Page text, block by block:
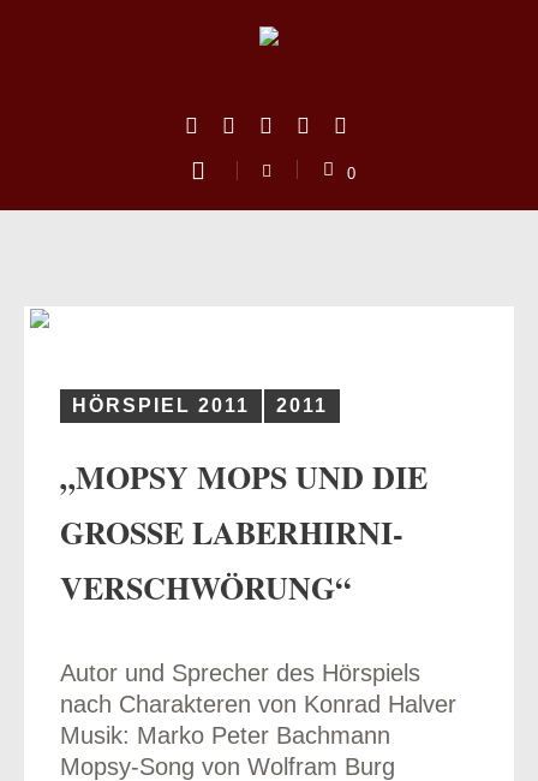
0
HÖRSPIEL 2011 2011
„MOPSY MOPS UND DIE
GROSSE LABERHIRNI-
VERSCHWÖRUNG“
Autor und Sprecher des Hörspiels
nach Charakteren von Konrad Halver
Musik: Marko Peter Bachmann
Mopsy-Song von Wolfram Burg